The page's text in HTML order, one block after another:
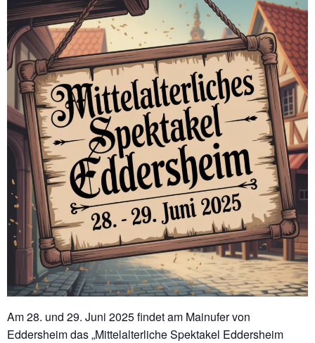
Am 28. und 29. Juni 2025 findet am Mainufer von
Eddersheim das „Mittelalterliche Spektakel Eddersheim